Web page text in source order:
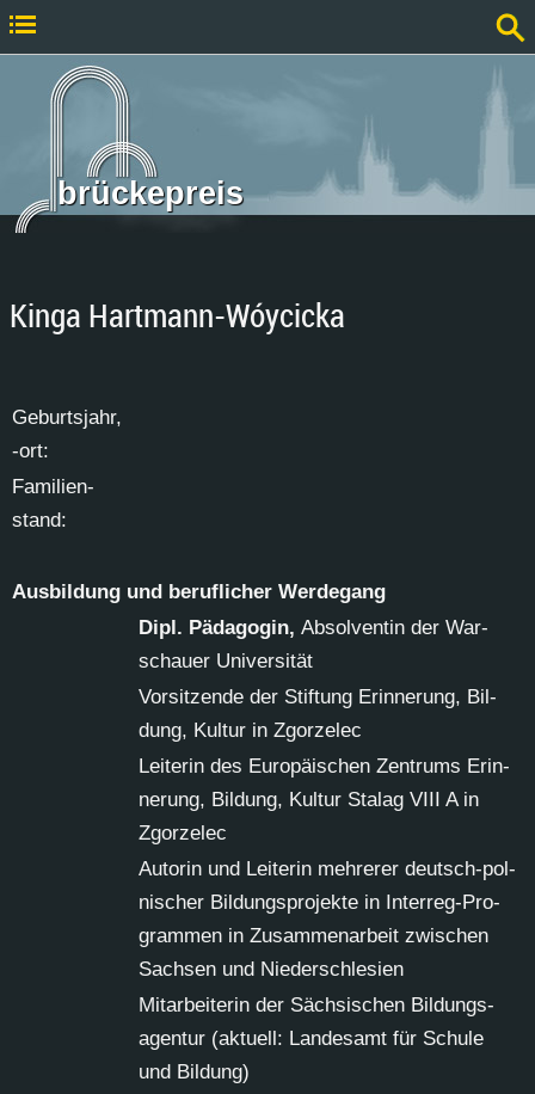
brückepreis
Kinga Hartmann-Wóycicka
Ge­burts­jahr,
-ort:
Fa­mi­li­en­
stand:
Aus­bil­dung und be­ruf­li­cher Wer­de­gang
Dipl. Päd­ago­gin, Ab­sol­ven­tin der War­
schau­er Uni­ver­si­tät
Vor­sit­zen­de der Stif­tung Er­in­ne­rung, Bil­
dung, Kul­tur in Zgor­zelec
Lei­te­rin des Eu­ro­päi­schen Zen­trums Er­in­
ne­rung, Bil­dung, Kul­tur Sta­lag VI­II A in
Zgor­zelec
Au­to­rin und Lei­te­rin meh­re­rer deutsch-pol­
ni­scher Bil­dungs­pro­jek­te in In­ter­reg-Pro­
gram­men in Zu­sam­men­ar­beit zwi­schen
Sach­sen und Nie­der­schle­si­en
Mit­ar­bei­te­rin der Säch­si­schen Bil­dungs­
agen­tur (ak­tu­ell: Lan­des­amt für Schu­le
und Bil­dung)